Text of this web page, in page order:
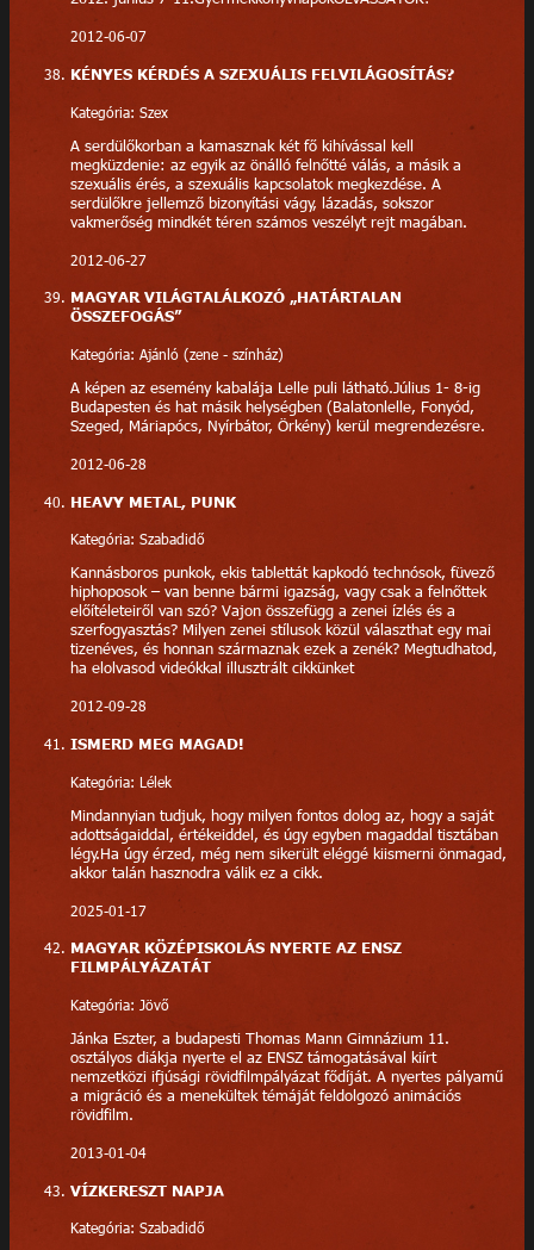
2012-06-07
KÉNYES KÉRDÉS A SZEXUÁLIS FELVILÁGOSÍTÁS?
Kategória: Szex
A serdülőkorban a kamasznak két fő kihívással kell
megküzdenie: az egyik az önálló felnőtté válás, a másik a
szexuális érés, a szexuális kapcsolatok megkezdése. A
serdülőkre jellemző bizonyítási vágy, lázadás, sokszor
vakmerőség mindkét téren számos veszélyt rejt magában.
2012-06-27
MAGYAR VILÁGTALÁLKOZÓ „HATÁRTALAN
ÖSSZEFOGÁS”
Kategória: Ajánló (zene - színház)
A képen az esemény kabalája Lelle puli látható.Július 1- 8-ig
Budapesten és hat másik helységben (Balatonlelle, Fonyód,
Szeged, Máriapócs, Nyírbátor, Örkény) kerül megrendezésre.
2012-06-28
HEAVY METAL, PUNK
Kategória: Szabadidő
Kannásboros punkok, ekis tablettát kapkodó technósok, füvező
hiphoposok – van benne bármi igazság, vagy csak a felnőttek
előítéleteiről van szó? Vajon összefügg a zenei ízlés és a
szerfogyasztás? Milyen zenei stílusok közül választhat egy mai
tizenéves, és honnan származnak ezek a zenék? Megtudhatod,
ha elolvasod videókkal illusztrált cikkünket
2012-09-28
ISMERD MEG MAGAD!
Kategória: Lélek
Mindannyian tudjuk, hogy milyen fontos dolog az, hogy a saját
adottságaiddal, értékeiddel, és úgy egyben magaddal tisztában
légy.Ha úgy érzed, még nem sikerült eléggé kiismerni önmagad,
akkor talán hasznodra válik ez a cikk.
2025-01-17
MAGYAR KÖZÉPISKOLÁS NYERTE AZ ENSZ
FILMPÁLYÁZATÁT
Kategória: Jövő
Jánka Eszter, a budapesti Thomas Mann Gimnázium 11.
osztályos diákja nyerte el az ENSZ támogatásával kiírt
nemzetközi ifjúsági rövidfilmpályázat fődíját. A nyertes pályamű
a migráció és a menekültek témáját feldolgozó animációs
rövidfilm.
2013-01-04
VÍZKERESZT NAPJA
Kategória: Szabadidő